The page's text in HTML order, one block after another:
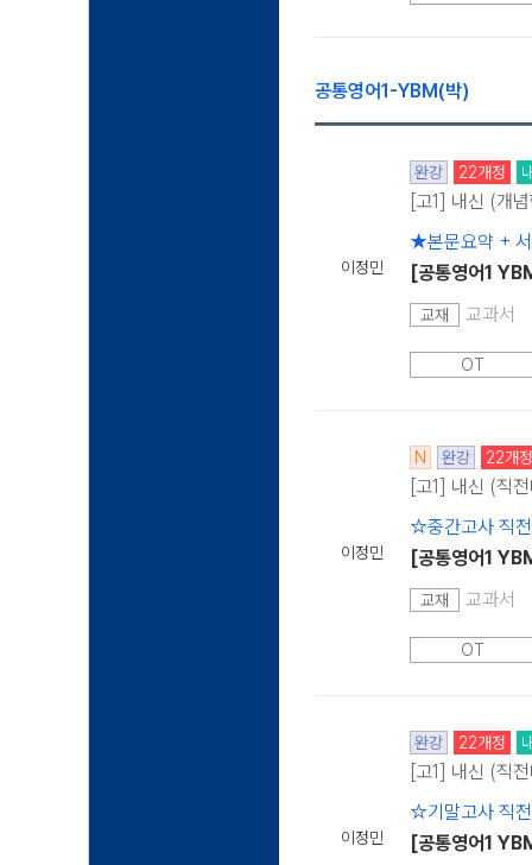
공통영어1-YBM(박)
이정민
완강 22개정
[고1] 내신 (개
★본문요약 +
[공통영어1
교재 교과서
OT
이정민
N 완강 22개정
[고1] 내신 (직
☆중간고사 직
[공통영어1
교재 교과서
OT
이정민
완강 22개정
[고1] 내신 (직
☆기말고사 직
[공통영어1